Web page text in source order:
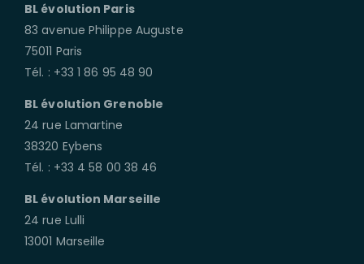
BL évolution Paris
83 avenue Philippe Auguste
75011 Paris
Tél. : +33 1 86 95 48 90
BL évolution Grenoble
24 rue Lamartine
38320 Eybens
Tél. : +33 4 58 00 38 46
BL évolution Marseille
24 rue Lulli
13001 Marseille